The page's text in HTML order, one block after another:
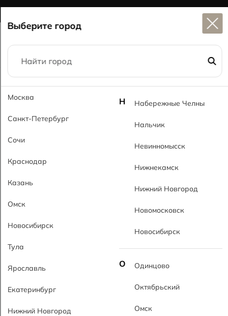
Главная Каталог
60x120
Доминик темно-серый PL Dominic Gray Dark PL
Выберите город
Москва
Санкт-Петербург
Сочи
Краснодар
Казань
Омск
Новосибирск
Тула
Ярославль
Екатеринбург
Нижний Новгород
Н Набережные Челны
Нальчик
Невинномысск
Нижнекамск
Нижний Новгород
Новомосковск
Новосибирск
О Одинцово
Октябрьский
Омск